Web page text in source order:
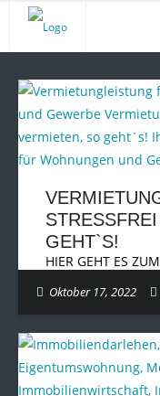
Unsere schöne Stadt
Inside Makler
Immobilienrente
DER BLOG
Kontakt
GEHT`S!
HIER GEHT ES
Oktober 17, 2022